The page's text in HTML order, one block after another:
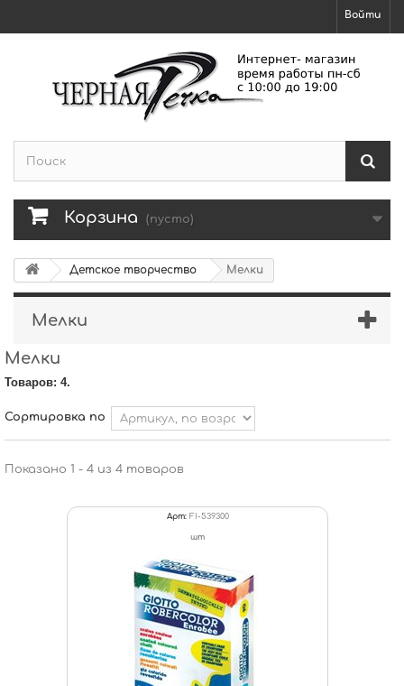
Войти
Корзина (пусто)
Детское творчество Мелки
Мелки
Мелки
Товаров: 4.
Сортировка по
Показано 1 - 4 из 4 товаров
Арт: FI-539300
шт